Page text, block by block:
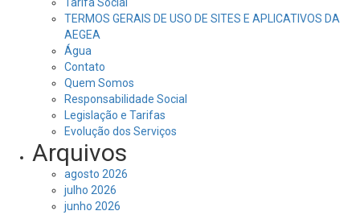
Tarifa Social
TERMOS GERAIS DE USO DE SITES E APLICATIVOS DA
AEGEA
Água
Contato
Quem Somos
Responsabilidade Social
Legislação e Tarifas
Evolução dos Serviços
Arquivos
agosto 2026
julho 2026
junho 2026